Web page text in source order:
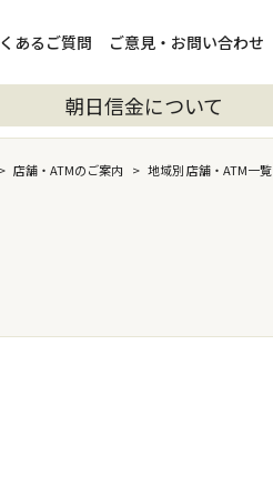
あるご質問 ご意見・お問い合わせ
朝日信金について
店舗・ATMのご案内 > 地域別 店舗・ATM一覧